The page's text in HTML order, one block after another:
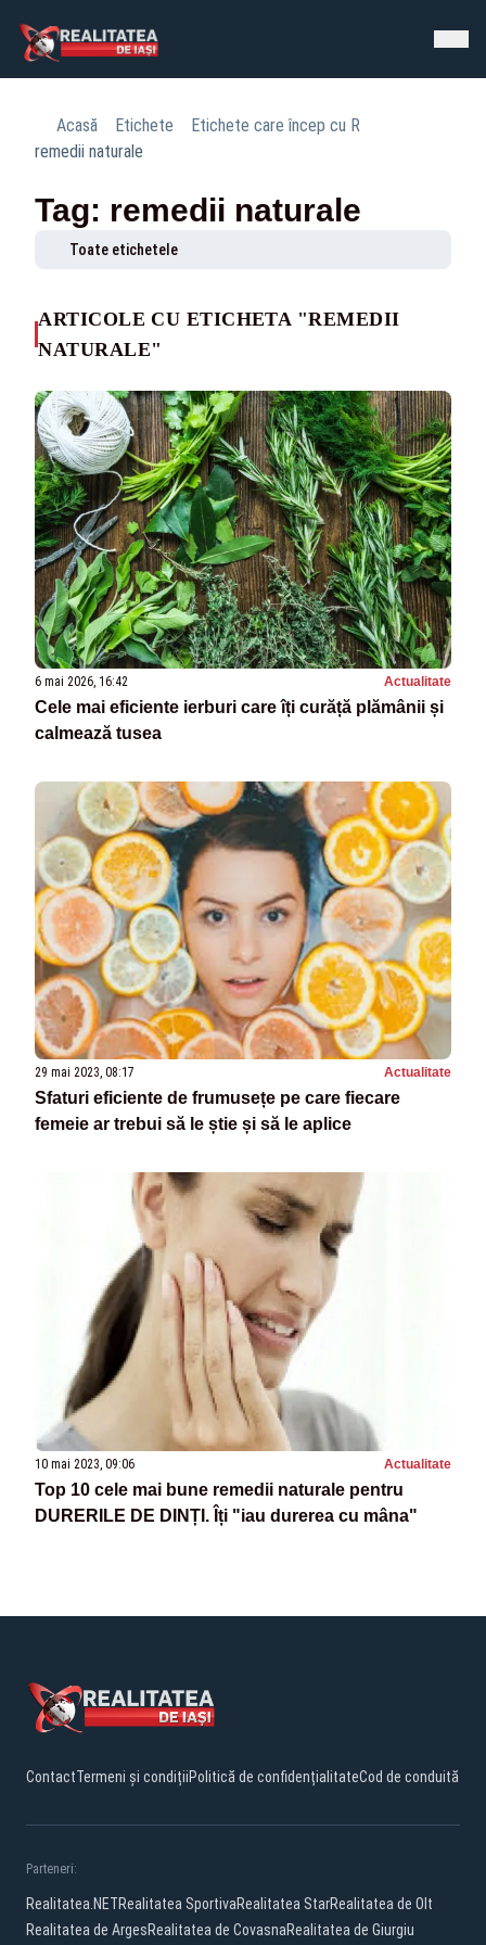
Acasă Etichete
Etichete care încep cu R
remedii naturale
Tag: remedii naturale
Toate etichetele
ARTICOLE CU ETICHETA "REMEDII
NATURALE"
6 mai 2026, 16:42 Actualitate
Cele mai eficiente ierburi care îți curăță plămânii și
calmează tusea
29 mai 2023, 08:17 Actualitate
Sfaturi eficiente de frumusețe pe care fiecare
femeie ar trebui să le știe și să le aplice
10 mai 2023, 09:06 Actualitate
Top 10 cele mai bune remedii naturale pentru
DURERILE DE DINȚI. Îți "iau durerea cu mâna"
ContactTermeni și condițiiPolitică de confidențialitateCod de conduită
Parteneri:
Realitatea.NETRealitatea SportivaRealitatea StarRealitatea de Olt
Realitatea de ArgesRealitatea de CovasnaRealitatea de Giurgiu